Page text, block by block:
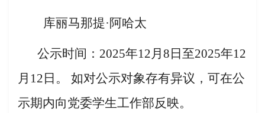
库丽马那提·阿哈太
公示时间：2025年12月 8 日至2025年12
月 12 日。
如对公示对象存有异议，可在公
示期内向党委学生工作部反映。